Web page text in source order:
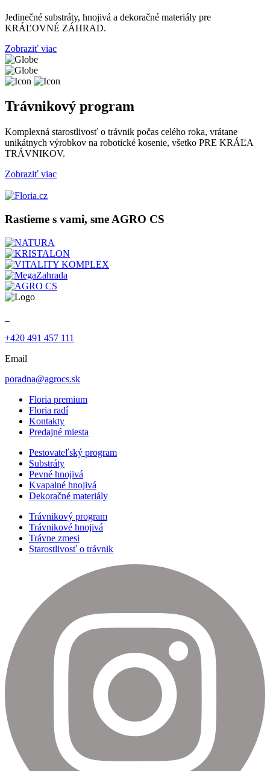
Jedinečné substráty, hnojivá a dekoračné materiály pre
KRÁĽOVNÉ ZÁHRAD.
Zobraziť viac
Trávnikový program
Komplexná starostlivosť o trávnik počas celého roka, vrátane
unikátnych výrobkov na robotické kosenie, všetko PRE KRÁĽA
TRÁVNIKOV.
Zobraziť viac
Rastieme s vami, sme AGRO CS
+420 491 457 111
Email
poradna@agrocs.sk
Floria premium
Floria radí
Kontakty
Predajné miesta
Pestovateľský program
Substráty
Pevné hnojivá
Kvapalné hnojivá
Dekoračné materiály
Trávnikový program
Trávnikové hnojivá
Trávne zmesi
Starostlivosť o trávnik